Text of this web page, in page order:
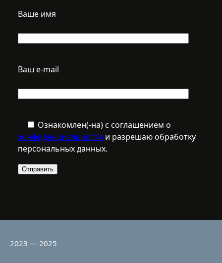
Ваше имя
Ваш e-mail
Ознакомлен(-на) с соглашением о
конфиденциальности и разрешаю обработку
персональных данных.
2023 — 2025